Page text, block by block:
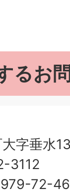
るお
字垂水
3112
72-